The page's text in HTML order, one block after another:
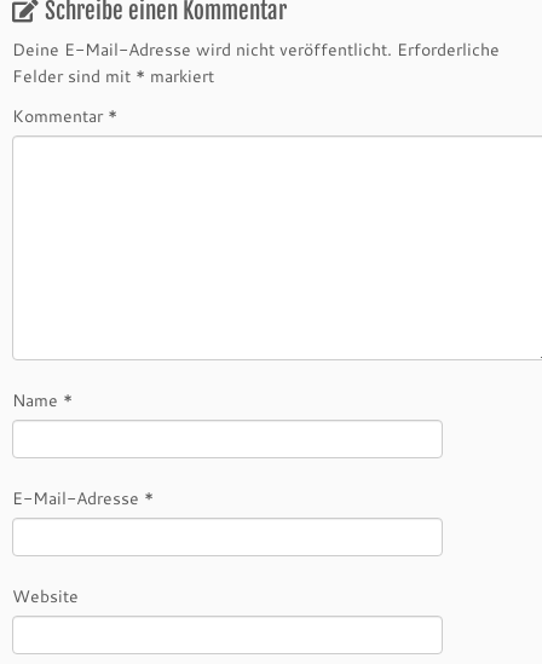
Schreibe einen Kommentar
Deine E-Mail-Adresse wird nicht veröffentlicht. Erforderliche
Felder sind mit * markiert
Kommentar *
Name *
E-Mail-Adresse *
Website